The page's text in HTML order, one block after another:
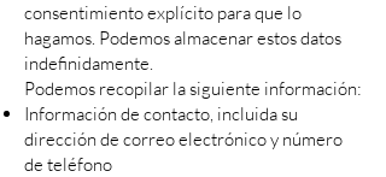
consentimiento explícito para que lo
hagamos. Podemos almacenar estos datos
indefinidamente.
Podemos recopilar la siguiente información:
Información de contacto, incluida su
dirección de correo electrónico y número
de teléfono